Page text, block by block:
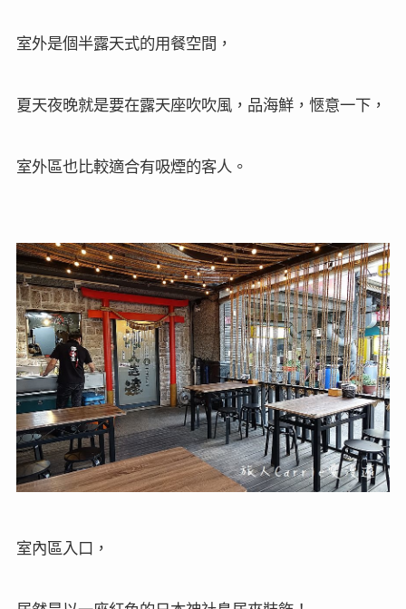
室外是個半露天式的用餐空間，
夏天夜晚就是要在露天座吹吹風，品海鮮，愜意一下，
室外區也比較適合有吸煙的客人。
室內區入口，